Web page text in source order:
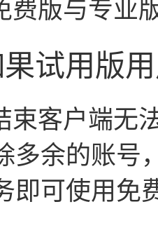
费版与专业
试用版
束客户端无
多余的账号
即可使用免